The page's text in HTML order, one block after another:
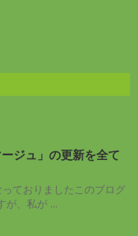
ジュ」の更新を全て
ておりましたこのブログ
が、私が ...